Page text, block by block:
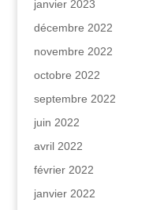
janvier 2023
décembre 2022
novembre 2022
octobre 2022
septembre 2022
juin 2022
avril 2022
février 2022
janvier 2022